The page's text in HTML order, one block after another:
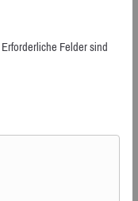
Erforderliche Felder sind